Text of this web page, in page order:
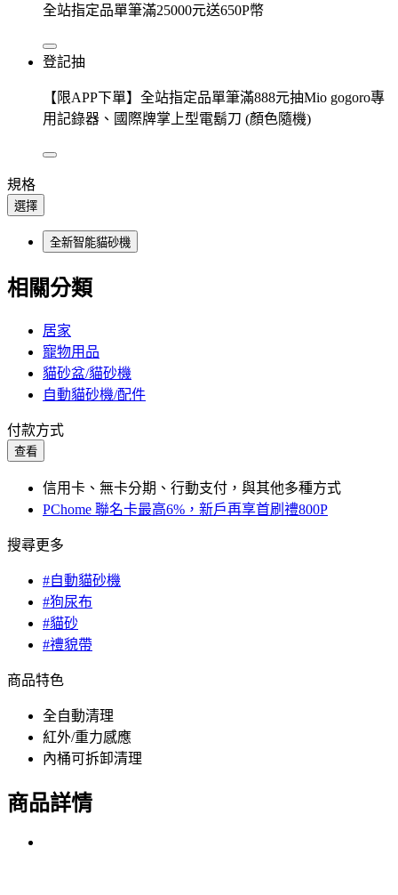
全站指定品單筆滿25000元送650P幣
登記抽
【限APP下單】全站指定品單筆滿888元抽Mio gogoro專
用記錄器、國際牌掌上型電鬍刀 (顏色隨機)
規格
選擇
全新智能貓砂機
相關分類
居家
寵物用品
貓砂盆/貓砂機
自動貓砂機/配件
付款方式
查看
信用卡、無卡分期、行動支付，與其他多種方式
PChome 聯名卡最高6%，新戶再享首刷禮800P
搜尋更多
#自動貓砂機
#狗尿布
#貓砂
#禮貌帶
商品特色
全自動清理
紅外/重力感應
內桶可拆卸清理
商品詳情